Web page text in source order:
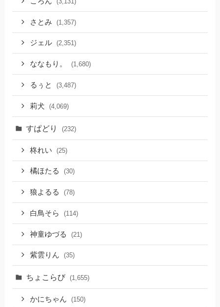
さとみ (1,357)
ジェル (2,351)
ななもり。 (1,680)
るぅと (3,487)
莉犬 (4,069)
すぱどり (232)
柊れい (25)
橘ほたる (30)
狼よるる (78)
白鳥そら (114)
神童ゆづる (21)
紫雲りん (35)
ちょこらび (1,655)
かにちゃん (150)